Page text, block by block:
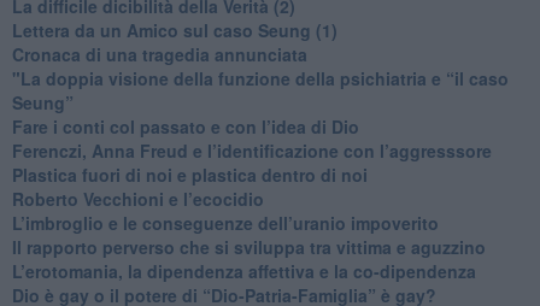
La difficile dicibilità della Verità (2)
​Lettera da un Amico sul caso Seung (1)
​Cronaca di una tragedia annunciata
"​La doppia visione della funzione della psichiatria e “il caso
Seung”
​Fare i conti col passato e con l’idea di Dio
​Ferenczi, Anna Freud e l’identificazione con l’aggresssore
Plastica fuori di noi e plastica dentro di noi
​Roberto Vecchioni e l’ecocidio
​L’imbroglio e le conseguenze dell’uranio impoverito
​Il rapporto perverso che si sviluppa tra vittima e aguzzino
L’erotomania, la dipendenza affettiva e la co-dipendenza
​Dio è gay o il potere di “Dio-Patria-Famiglia” è gay?